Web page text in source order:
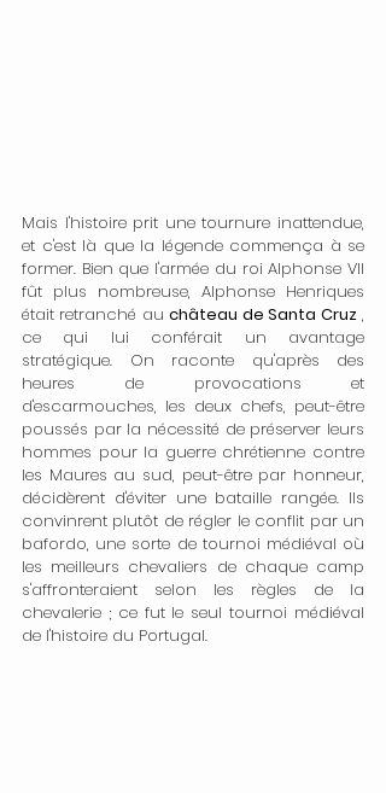
Mais l'histoire prit une tournure inattendue,
et c'est là que la légende commença à se
former. Bien que l'armée du roi Alphonse VII
fût plus nombreuse, Alphonse Henriques
était retranché au château de Santa Cruz ,
ce qui lui conférait un avantage
stratégique. On raconte qu'après des
heures de provocations et
d'escarmouches, les deux chefs, peut-être
poussés par la nécessité de préserver leurs
hommes pour la guerre chrétienne contre
les Maures au sud, peut-être par honneur,
décidèrent d'éviter une bataille rangée. Ils
convinrent plutôt de régler le conflit par un
bafordo, une sorte de tournoi médiéval où
les meilleurs chevaliers de chaque camp
s'affronteraient selon les règles de la
chevalerie ; ce fut le seul tournoi médiéval
de l'histoire du Portugal.